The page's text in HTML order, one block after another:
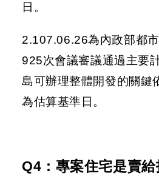
日。
2.107.06.26為內政部都
925次會議審議通過主要
島可辦理整體開發的關鍵
為估算基準日。
Q4：專案住宅是賣